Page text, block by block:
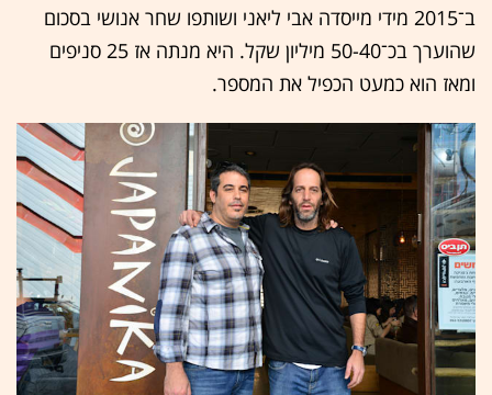
ב־2015 מידי מייסדה אבי ליאני ושותפו שחר אנושי בסכום
שהוערך בכ־50-40 מיליון שקל. היא מנתה אז 25 סניפים
ומאז הוא כמעט הכפיל את המספר.